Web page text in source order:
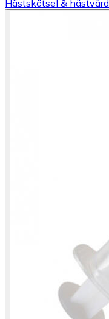
Hästskötsel & hästvård